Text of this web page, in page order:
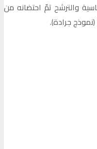
والترشح تمّ احتضانه من
جرادة).